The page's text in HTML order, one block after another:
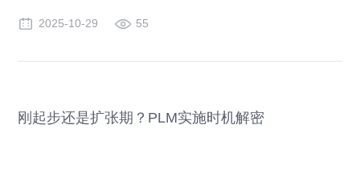
2025-10-29 55
刚起步还是扩张期？PLM实施时机解密